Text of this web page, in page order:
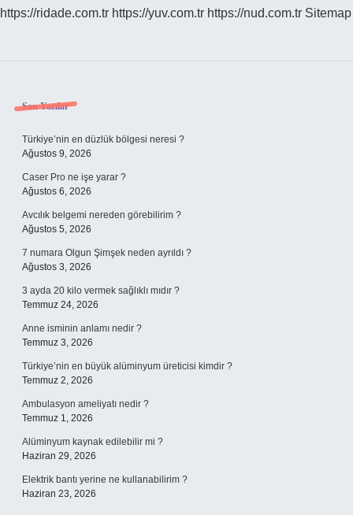
https://ridade.com.tr https://yuv.com.tr https://nud.com.tr Sitemap
Sidebar
Son Yazılar
Türkiye’nin en düzlük bölgesi neresi ?
Ağustos 9, 2026
Caser Pro ne işe yarar ?
Ağustos 6, 2026
Avcılık belgemi nereden görebilirim ?
Ağustos 5, 2026
7 numara Olgun Şimşek neden ayrıldı ?
Ağustos 3, 2026
3 ayda 20 kilo vermek sağlıklı mıdır ?
Temmuz 24, 2026
Anne isminin anlamı nedir ?
Temmuz 3, 2026
Türkiye’nin en büyük alüminyum üreticisi kimdir ?
Temmuz 2, 2026
Ambulasyon ameliyatı nedir ?
Temmuz 1, 2026
Alüminyum kaynak edilebilir mi ?
Haziran 29, 2026
Elektrik bantı yerine ne kullanabilirim ?
Haziran 23, 2026